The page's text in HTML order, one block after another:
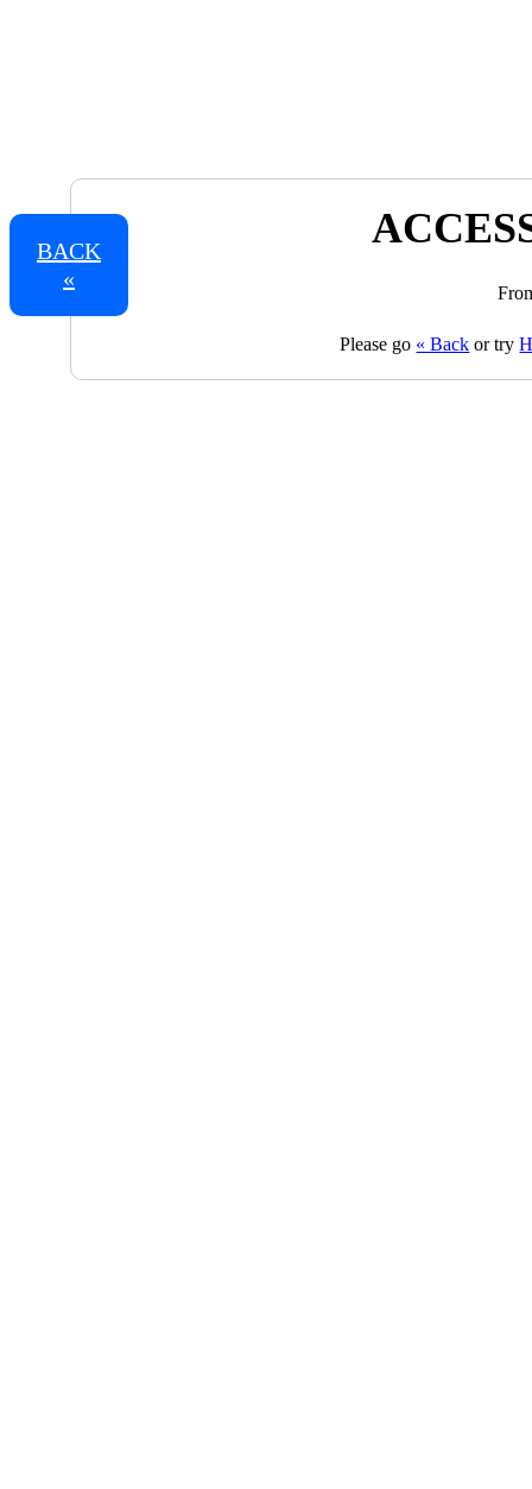
BACK
«
Please go « Back or try